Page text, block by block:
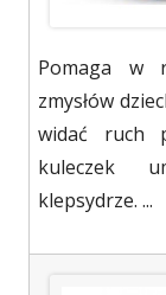
Pomaga w
zmysłów
widać ruch
kuleczek
klepsydrze. ...